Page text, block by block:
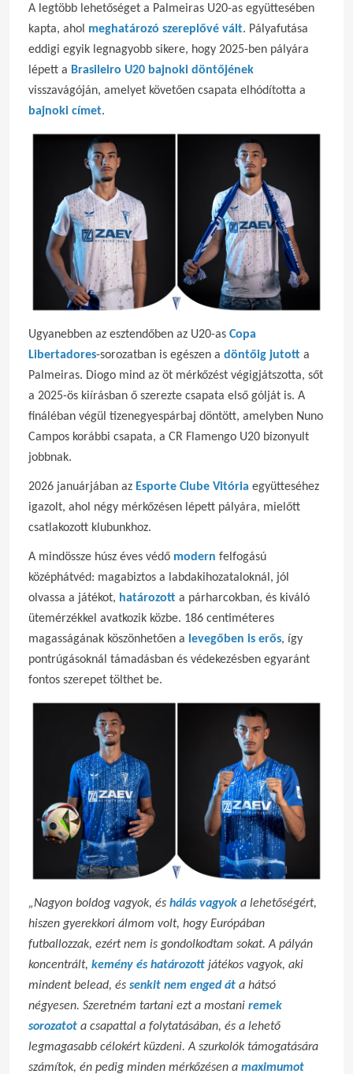
A legtöbb lehetőséget a Palmeiras U20-as együttesében
kapta, ahol meghatározó szereplővé vált. Pályafutása
eddigi egyik legnagyobb sikere, hogy 2025-ben pályára
lépett a Brasileiro U20 bajnoki döntőjének
visszavágóján, amelyet követően csapata elhódította a
bajnoki címet.
Ugyanebben az esztendőben az U20-as Copa
Libertadores-sorozatban is egészen a döntőig jutott a
Palmeiras. Diogo mind az öt mérkőzést végigjátszotta, sőt
a 2025-ös kiírásban ő szerezte csapata első gólját is. A
fináléban végül tizenegyespárbaj döntött, amelyben Nuno
Campos korábbi csapata, a CR Flamengo U20 bizonyult
jobbnak.
2026 januárjában az Esporte Clube Vitória együtteséhez
igazolt, ahol négy mérkőzésen lépett pályára, mielőtt
csatlakozott klubunkhoz.
A mindössze húsz éves védő modern felfogású
középhátvéd: magabiztos a labdakihozataloknál, jól
olvassa a játékot, határozott a párharcokban, és kiváló
ütemérzékkel avatkozik közbe. 186 centiméteres
magasságának köszönhetően a levegőben is erős, így
pontrúgásoknál támadásban és védekezésben egyaránt
fontos szerepet tölthet be.
„Nagyon boldog vagyok, és hálás vagyok a lehetőségért,
hiszen gyerekkori álmom volt, hogy Európában
futballozzak, ezért nem is gondolkodtam sokat. A pályán
koncentrált, kemény és határozott játékos vagyok, aki
mindent belead, és senkit nem enged át a hátsó
négyesen. Szeretném tartani ezt a mostani remek
sorozatot a csapattal a folytatásában, és a lehető
legmagasabb célokért küzdeni. A szurkolók támogatására
számítok, én pedig minden mérkőzésen a maximumot